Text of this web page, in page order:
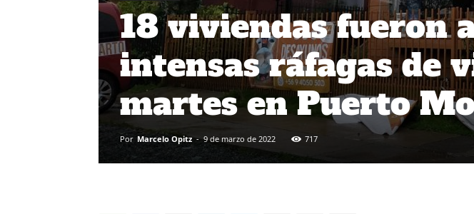
18 viviendas fueron
intensas ráfagas de
martes en Puerto
Por Marcelo Opitz - 9 de marzo de 2022 717